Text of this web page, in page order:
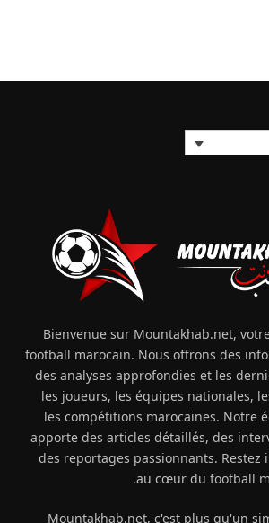
Bienvenue sur Mountakhab.net,
football marocain. Nous offrons des
des analyses approfondies et les
les joueurs, les équipes nationales,
les compétitions marocaines. Notre
apporte des articles détaillés, des
des reportages passionnants. Restez
au cœur du football
Mountakhab.net, c'est plus qu'un